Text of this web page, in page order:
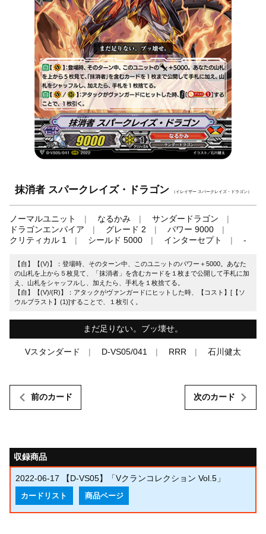
抹消者 スパークレイズ・ドラゴン （イレイザー スパークレイズ・ドラゴン）
ノーマルユニット なるかみ
サンダードラゴン
ドラゴンエンパイア
グレード 2
パワー 9000
クリティカル 1
シールド 5000 インターセプト -
【自】【(V)】：登場時、そのターン中、このユニットのパワー＋5000。あなた
の山札を上から５枚見て、「抹消者」を含むカードを１枚まで公開して手札に加
え、山札をシャッフルし、加えたら、手札を１枚捨てる。
【自】【(V)/(R)】：アタックがヴァンガードにヒットした時、【コスト】[【ソ
ウルブラスト】(1)]することで、１枚引く。
まだ足りない。ブッ壊せ。
Vスタンダード D-VS05/041 RRR 石川健太
前のカード 次のカード
収録商品
2022-06-17 【D-VS05】「Vクランコレクション Vol.5」
カードリスト 商品ページ